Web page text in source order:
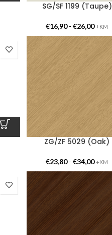
SG/SF 1199 (Taupe)
€16,90- €26,00 +KM
ZG/ZF 5029 (Oak)
€23,80- €34,00 +KM